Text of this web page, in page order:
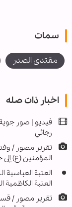
سمات
مقتدى الصدر
اخبار ذات صله
فيديو | صور
رجائي
تقرير مصور / وفد
المؤمنين (ع)
العتبة
العتبة
تقرير مصور /